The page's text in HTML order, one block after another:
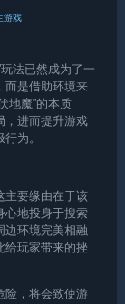
游戏
法已然成为了一
而是借助环境来
地魔”的本质
，进而提升游戏
为。
主要缘由在于该
心地投身于搜索
边环境完美相融
给玩家带来的挫
险，将会致使游